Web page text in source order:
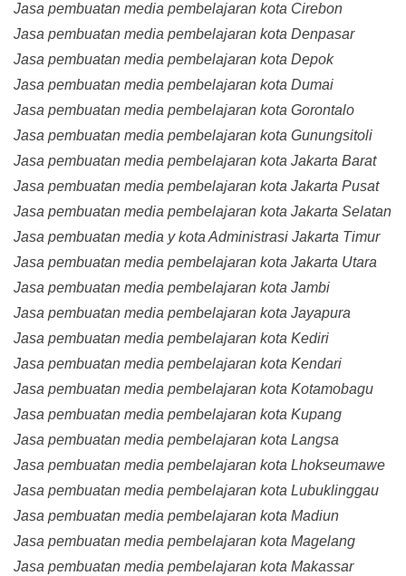
Jasa pembuatan media pembelajaran kota Cirebon
Jasa pembuatan media pembelajaran kota Denpasar
Jasa pembuatan media pembelajaran kota Depok
Jasa pembuatan media pembelajaran kota Dumai
Jasa pembuatan media pembelajaran kota Gorontalo
Jasa pembuatan media pembelajaran kota Gunungsitoli
Jasa pembuatan media pembelajaran kota Jakarta Barat
Jasa pembuatan media pembelajaran kota Jakarta Pusat
Jasa pembuatan media pembelajaran kota Jakarta Selatan
Jasa pembuatan media y kota Administrasi Jakarta Timur
Jasa pembuatan media pembelajaran kota Jakarta Utara
Jasa pembuatan media pembelajaran kota Jambi
Jasa pembuatan media pembelajaran kota Jayapura
Jasa pembuatan media pembelajaran kota Kediri
Jasa pembuatan media pembelajaran kota Kendari
Jasa pembuatan media pembelajaran kota Kotamobagu
Jasa pembuatan media pembelajaran kota Kupang
Jasa pembuatan media pembelajaran kota Langsa
Jasa pembuatan media pembelajaran kota Lhokseumawe
Jasa pembuatan media pembelajaran kota Lubuklinggau
Jasa pembuatan media pembelajaran kota Madiun
Jasa pembuatan media pembelajaran kota Magelang
Jasa pembuatan media pembelajaran kota Makassar